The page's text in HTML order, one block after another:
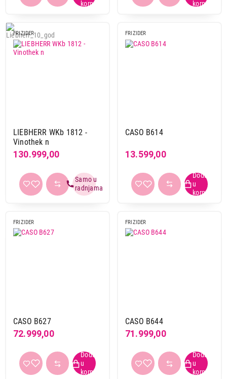
FRIZIDER
LIEBHERR WKb 1812 -
Vinothek n
130.999,00
FRIZIDER
CASO B614
13.599,00
FRIZIDER
CASO B627
72.999,00
FRIZIDER
CASO B644
71.999,00
27.999,00
FRIŽIDERI
Završi kupovinu